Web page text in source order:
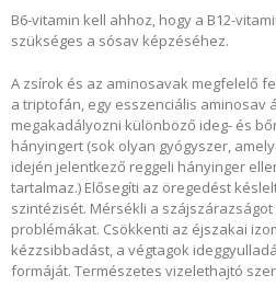
B6-vitamin kell ahhoz, hogy a B12-
szükséges a sósav képzéséhez.
A zsírok és az aminosavak megfelelő
a triptofán, egy esszenciális aminosav
megakadályozni különböző ideg- és
hányingert (sok olyan gyógyszer,
idején jelentkező reggeli hányinger
tartalmaz.) Elősegíti az öregedést
szintézisét. Mérsékli a
problémákat. Csökkenti az éjszakai
kézzsibbadást, a végtagok
formáját. Természetes vizelethajtó